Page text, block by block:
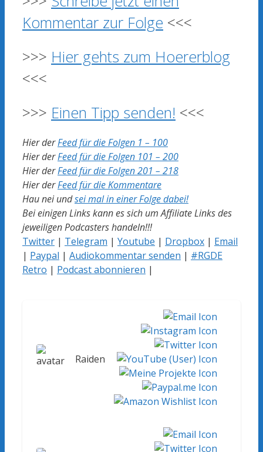
Kommentar zur Folge <<<
>>> Hier gehts zum Hoererblog
<<<
>>> Einen Tipp senden! <<<
Hier derFeed für die Folgen 1 – 100
Hier derFeed für die Folgen 101 – 200
Hier derFeed für die Folgen 201 – 218
Hier derFeed für die Kommentare
Hau nei undsei mal in einer Folge dabei!
Bei einigen Links kann es sich um Affiliate Links des
jeweiligen Podcasters handeln!!!
Twitter | Telegram | Youtube | Dropbox | Email
| Paypal | Audiokommentar senden | #RGDE
Retro | Podcast abonnieren |
Raiden